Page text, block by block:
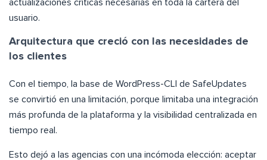
actualizaciones críticas necesarias en toda la cartera del
usuario.
Arquitectura que creció con las necesidades de
los clientes
Con el tiempo, la base de WordPress-CLI de SafeUpdates
se convirtió en una limitación, porque limitaba una integración
más profunda de la plataforma y la visibilidad centralizada en
tiempo real.
Esto dejó a las agencias con una incómoda elección: aceptar